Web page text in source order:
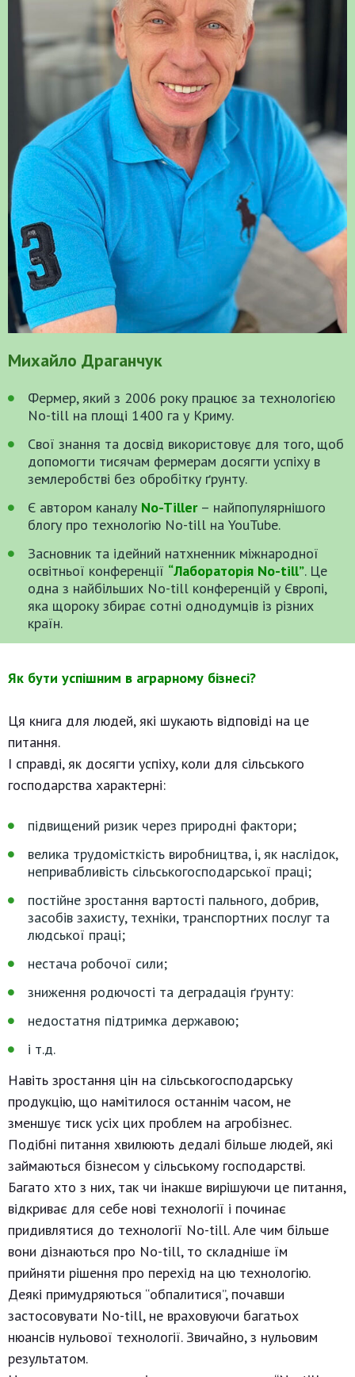
Михайло Драганчук
Фермер, який з 2006 року працює за технологією
No-till на площі 1400 га у Криму.
Свої знання та досвід використовує для того, щоб
допомогти тисячам фермерам досягти успіху в
землеробстві без обробітку ґрунту.
Є автором каналу No-Tiller– найпопулярнішого
блогу про технологію No-till на YouTube.
Засновник та ідейний натхненник міжнародної
освітньої конференції “Лабораторія No-till”. Це
одна з найбільших No-till конференцій у Європі,
яка щороку збирає сотні однодумців із різних
країн.
Як бути успішним в аграрному бізнесі?
Ця книга для людей, які шукають відповіді на це
питання.
І справді, як досягти успіху, коли для сільського
господарства характерні:
підвищений ризик через природні фактори;
велика трудомісткість виробництва, і, як наслідок,
непривабливість сільськогосподарської праці;
постійне зростання вартості пального, добрив,
засобів захисту, техніки, транспортних послуг та
людської праці;
нестача робочої сили;
зниження родючості та деградація ґрунту:
недостатня підтримка державою;
і т.д.
Навіть зростання цін на сільськогосподарську
продукцію, що намітилося останнім часом, не
зменшує тиск усіх цих проблем на агробізнес.
Подібні питання хвилюють дедалі більше людей, які
займаються бізнесом у сільському господарстві.
Багато хто з них, так чи інакше вирішуючи це питання,
відкриває для себе нові технології і починає
придивлятися до технології No-till. Але чим більше
вони дізнаються про No-till, то складніше їм
прийняти рішення про перехід на цю технологію.
Деякі примудряються “обпалитися”, почавши
застосовувати No-till, не враховуючи багатьох
нюансів нульової технології. Звичайно, з нульовим
результатом.